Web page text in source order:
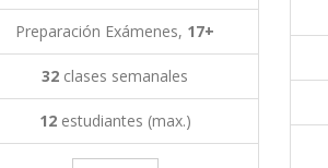
Preparación Exámenes, 17+
32 clases semanales
12estudiantes (max.)